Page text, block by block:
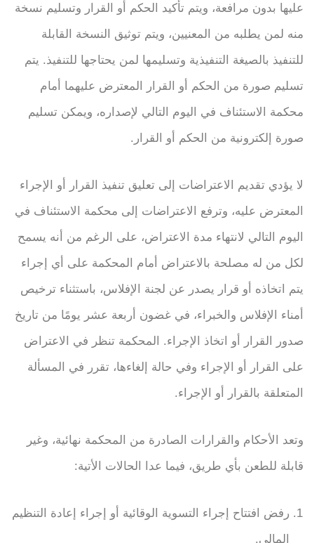
عليها بدون مرافعة، ويتم تأكيد الحكم أو القرار وتسليم نسخة
منه لمن يطلبه من المعنيين، ويتم توثيق النسخة القابلة
للتنفيذ بالصيغة التنفيذية وتسليمها لمن يحتاجها للتنفيذ. يتم
تسليم صورة من الحكم أو القرار المعترض عليهما أمام
محكمة الاستئناف في اليوم التالي لإصداره، ويمكن تسليم
صورة إلكترونية من الحكم أو القرار.
لا يؤدي تقديم الاعتراضات إلى تعليق تنفيذ القرار أو الإجراء
المعترض عليه، وترفع الاعتراضات إلى محكمة الاستئناف في
اليوم التالي لانتهاء مدة الاعتراض، على الرغم من أنه يسمح
لكل من له مصلحة بالاعتراض أمام المحكمة على أي إجراء
يتم اتخاذه أو قرار يصدر عن لجنة الإفلاس، باستثناء ترخيص
أمناء الإفلاس والخبراء، في غضون أربعة عشر يومًا من تاريخ
صدور القرار أو اتخاذ الإجراء. المحكمة تنظر في الاعتراض
على القرار أو الإجراء وفي حالة إلغاءها، تقرر في المسألة
المتعلقة بالقرار أو الإجراء.
وتعد الأحكام والقرارات الصادرة من المحكمة نهائية، وغير
قابلة للطعن بأي طريق، فيما عدا الحالات الأتية:
رفض افتتاح إجراء التسوية الوقائية أو إجراء إعادة التنظيم
المالي.